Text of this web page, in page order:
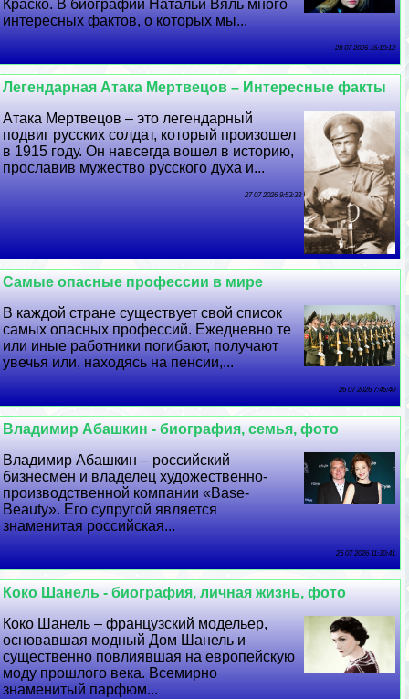
Краско. В биографии Натальи Вяль много
интересных фактов, о которых мы...
28 07 2026 16:10:12
Легендарная Атака Мертвецов – Интересные факты
Атака Мертвецов – это легендарный
подвиг русских солдат, который произошел
в 1915 году. Он навсегда вошел в историю,
прославив мужество русского духа и...
27 07 2026 9:53:33
Самые опасные профессии в мире
В каждой стране существует свой список
самых опасных профессий. Ежедневно те
или иные работники погибают, получают
увечья или, находясь на пенсии,...
26 07 2026 7:46:40
Владимир Абашкин - биография, семья, фото
Владимир Абашкин – российский
бизнесмен и владелец художественно-
производственной компании «Base-
Beauty». Его супругой является
знаменитая российская...
25 07 2026 11:30:41
Коко Шанель - биография, личная жизнь, фото
Коко Шанель – французский модельер,
основавшая модный Дом Шанель и
существенно повлиявшая на европейскую
моду прошлого века. Всемирно
знаменитый парфюм...